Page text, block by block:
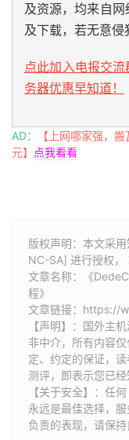
及资源，均来自
及下载，若无意侵
点此加入电报交流
务器优惠早知道！
AD：
【上网哪家强，
元】
点我看看
版权声明：本文采
NC-SA] 进行授权，
文章名称：《
程》
文章链接： https://
【声明】：国外主
非中介，所有内容
定、约定的保证，
测评，即表示您已经
【关于安全】：任
永远是最佳选择，
负责的表现，请保持